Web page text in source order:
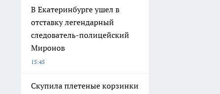
В Екатеринбурге ушел в
отставку легендарный
следователь-полицейский
Миронов
15:45
Скупила плетеные корзинки